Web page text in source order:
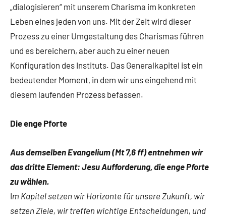
„dialogisieren“ mit unserem Charisma im konkreten
Leben eines jeden von uns. Mit der Zeit wird dieser
Prozess zu einer Umgestaltung des Charismas führen
und es bereichern, aber auch zu einer neuen
Konfiguration des Instituts. Das Generalkapitel ist ein
bedeutender Moment, in dem wir uns eingehend mit
diesem laufenden Prozess befassen.
Die enge Pforte
Aus demselben Evangelium (Mt 7,6 ff) entnehmen wir
das dritte Element: Jesu Aufforderung, die enge Pforte
zu wählen.
Im Kapitel setzen wir Horizonte für unsere Zukunft, wir
setzen Ziele, wir treffen wichtige Entscheidungen, und